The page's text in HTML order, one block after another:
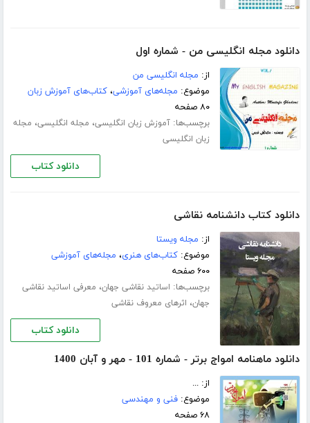
دانلود مجله انگلیسی من - شماره اول
از: مجله انگلیسی من
موضوع: مجله‌های آموزشی،کتاب‌های آموزش زبان
۸۰ صفحه
برچسب‌ها:آموزش زبان انگلیسی، مجله انگلیسی، مجله
زبان انگلیسی
دانلود کتاب
دانلود کتاب دانشنامه نقاشی
از: مجله ویستا
موضوع:کتاب‌های هنری، مجله‌های آموزشی
۶۰۰ صفحه
برچسب‌ها: اساتید نقاشی جهان، معرفی اساتید نقاشی
جهان، اثرهای معروف نقاشی
دانلود کتاب
دانلود ماهنامه امواج برتر - شماره 101 - مهر و آبان 1400
از: ...
موضوع:فنی و مهندسی
۶۸ صفحه